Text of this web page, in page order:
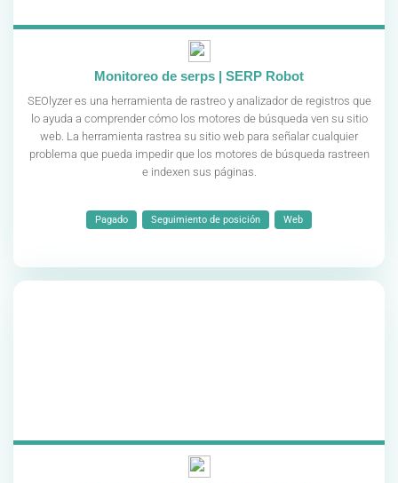
Monitoreo de serps | SERP Robot
SEOlyzer es una herramienta de rastreo y analizador de registros que
lo ayuda a comprender cómo los motores de búsqueda ven su sitio
web. La herramienta rastrea su sitio web para señalar cualquier
problema que pueda impedir que los motores de búsqueda rastreen
e indexen sus páginas.
Pagado Seguimiento de posición Web